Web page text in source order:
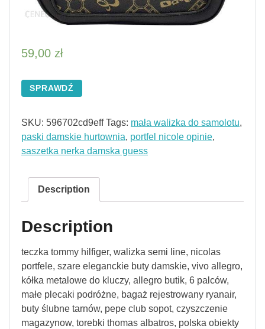
59,00 zł
SPRAWDŹ
SKU: 596702cd9eff Tags: mała walizka do samolotu,
paski damskie hurtownia, portfel nicole opinie,
saszetka nerka damska guess
Description
Description
teczka tommy hilfiger, walizka semi line, nicolas
portfele, szare eleganckie buty damskie, vivo allegro,
kółka metalowe do kluczy, allegro butik, 6 palców,
małe plecaki podróżne, bagaż rejestrowany ryanair,
buty ślubne tarnów, pepe club sopot, czyszczenie
magazynow, torebki thomas albatros, polska obiekty